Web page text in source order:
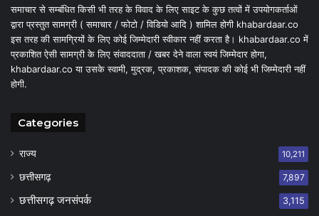
समाचार से सम्बंधित किसी भी तरह के विवाद के लिए साइट के कुछ तत्वों में उपयोगकर्ताओं
द्वारा प्रस्तुत सामग्री ( समाचार / फोटो / विडियो आदि ) शामिल होगी khabardaar.co
इस तरह की सामग्रियों के लिए कोई जिम्मेदारी स्वीकार नहीं करता है। khabardaar.co में
प्रकाशित ऐसी सामग्री के लिए संवाददाता / खबर देने वाला स्वयं जिम्मेदार होगा,
khabardaar.co या उसके स्वामी, मुद्रक, प्रकाशक, संपादक की कोई भी जिम्मेदारी नहीं
होगी.
Categories
राज्य 10,211
छत्तीसगढ़ 7,897
छत्तीसगढ़ जनसंपर्क 3,115